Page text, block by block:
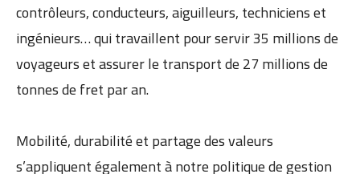
contrôleurs, conducteurs, aiguilleurs, techniciens et
ingénieurs… qui travaillent pour servir 35 millions de
voyageurs et assurer le transport de 27 millions de
tonnes de fret par an.
Mobilité, durabilité et partage des valeurs
s’appliquent également à notre politique de gestion